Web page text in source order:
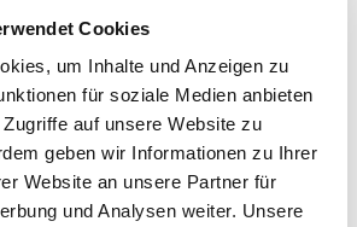
Cookies
um Inhalte und Anzeigen zu
für soziale Medien anbieten
auf unsere Website zu
geben wir Informationen zu Ihrer
Website an unsere Partner für
und Analysen weiter. Unsere